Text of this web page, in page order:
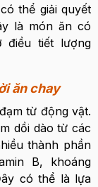
thể giải quyết
là món ăn có
điều tiết lượng
ăn chay
từ động vật.
dồi dào từ các
thành phần
B, khoáng
có thể là lựa